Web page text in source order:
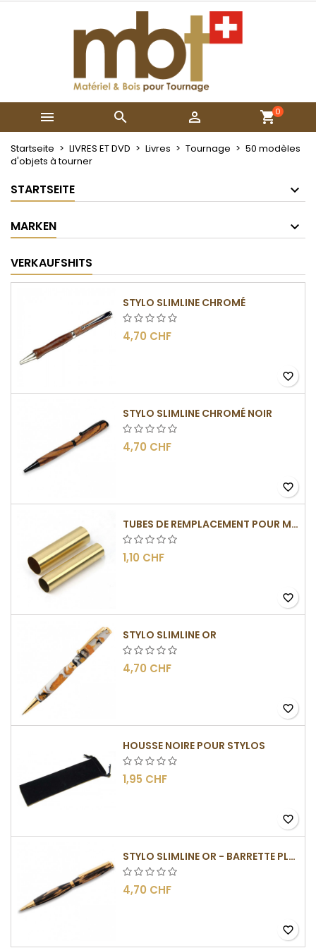
   0
Startseite LIVRES ET DVD Livres Tournage
50 modèles
d'objets à tourner
STARTSEITE
MARKEN
VERKAUFSHITS
STYLO SLIMLINE CHROMÉ
4,70 CHF
favorite_border
STYLO SLIMLINE CHROMÉ NOIR
4,70 CHF
favorite_border
TUBES DE REMPLACEMENT POUR MÉCANISMES SLIMLINE
1,10 CHF
favorite_border
STYLO SLIMLINE OR
4,70 CHF
favorite_border
HOUSSE NOIRE POUR STYLOS
1,95 CHF
favorite_border
STYLO SLIMLINE OR - BARRETTE PLATE
4,70 CHF
favorite_border
My wishlists
Wunschliste erstellen
Anmelden
Sie müssen angemeldet sein, um Artikel Ihrer
Wunschliste hinzufügen zu können.
Abbrechen Anmelden